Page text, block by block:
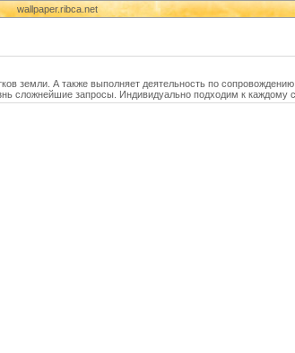
wallpaper.ribca.net
земли. А также выполняет деятельность по
сложнейшие запросы. Индивидуально подходим к каждому